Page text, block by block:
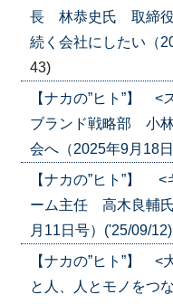
長 林恭史氏 取締
続く会社にしたい（
43)
【ナカの”ヒト”】
ブランド戦略部 小
会へ（2025年9月18
【ナカの”ヒト”】
ーム主任 高木良輔
月11日号）('25/09/12)
【ナカの”ヒト”】
と人、人とモノをつ